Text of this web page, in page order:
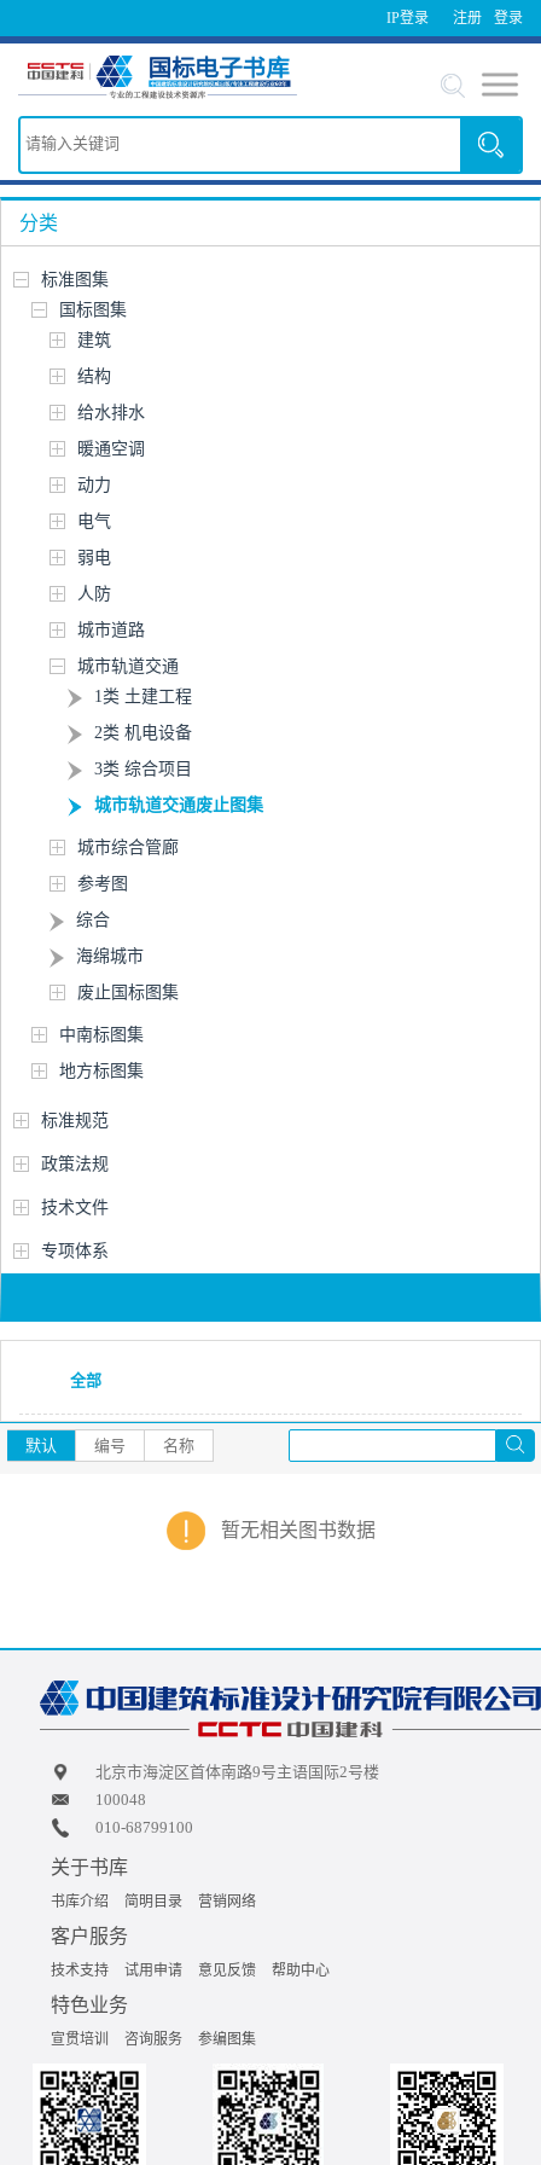
IP登录 登录
注册
分类
标准图集
国标图集
建筑
结构
给水排水
暖通空调
动力
电气
弱电
人防
城市道路
城市轨道交通
1类 土建工程
2类 机电设备
3类 综合项目
城市轨道交通废止图集
城市综合管廊
参考图
综合
海绵城市
废止国标图集
中南标图集
地方标图集
标准规范
政策法规
技术文件
专项体系
全部
默认 编号 名称
暂无相关图书数据
北京市海淀区首体南路9号主语国际2号楼
100048
010-68799100
关于书库
书库介绍 简明目录 营销网络
客户服务
技术支持 试用申请 意见反馈 帮助中心
特色业务
宣贯培训 咨询服务 参编图集